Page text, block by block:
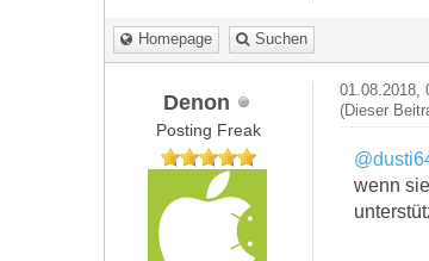
Homepage Suchen
Denon
Posting Freak
01.08.2018,
(Dieser
wenn